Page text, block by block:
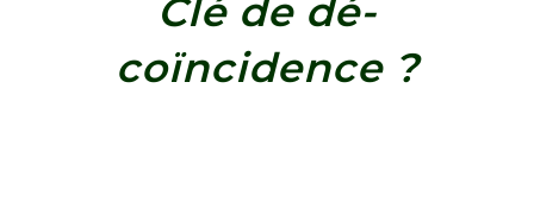
Clé de dé-
coïncidence ?